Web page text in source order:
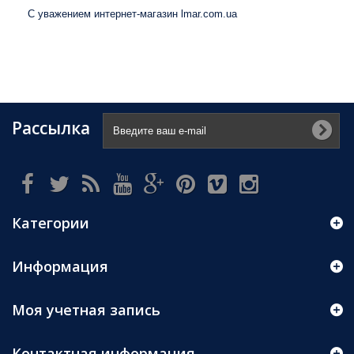
С уважением интернет-магазин lmar.com.ua
Рассылка
Категории
Информация
Моя учетная запись